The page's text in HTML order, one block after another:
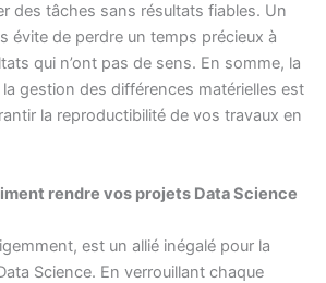
des tâches sans résultats fiables. Un
évite de perdre un temps précieux à
qui n’ont pas de sens. En somme, la
gestion des différences matérielles est
la reproductibilité de vos travaux en
rendre vos projets Data Science
est un allié inégalé pour la
Science. En verrouillant chaque